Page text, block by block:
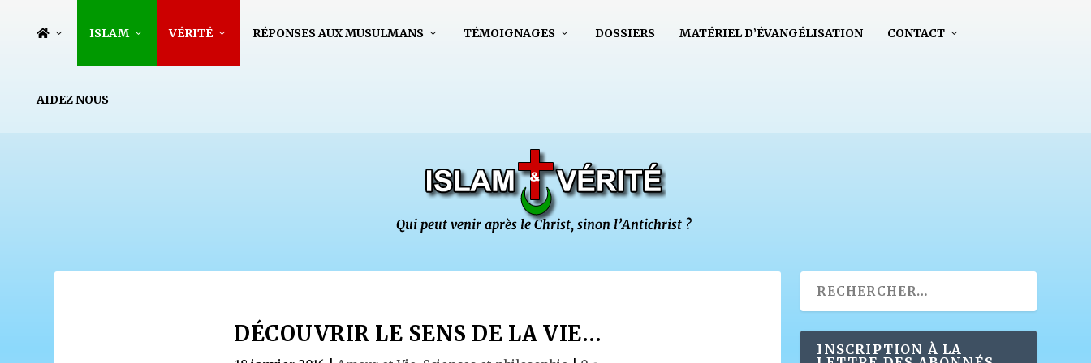
ISLAM VÉRITÉ RÉPONSES AUX MUSULMANS TÉMOIGNAGES DOSSIERS MATÉRIEL D’ÉVANGÉLISATION CONTACT
AIDEZ NOUS
DÉCOUVRIR LE SENS DE LA VIE…
INSCRIPTION À LA